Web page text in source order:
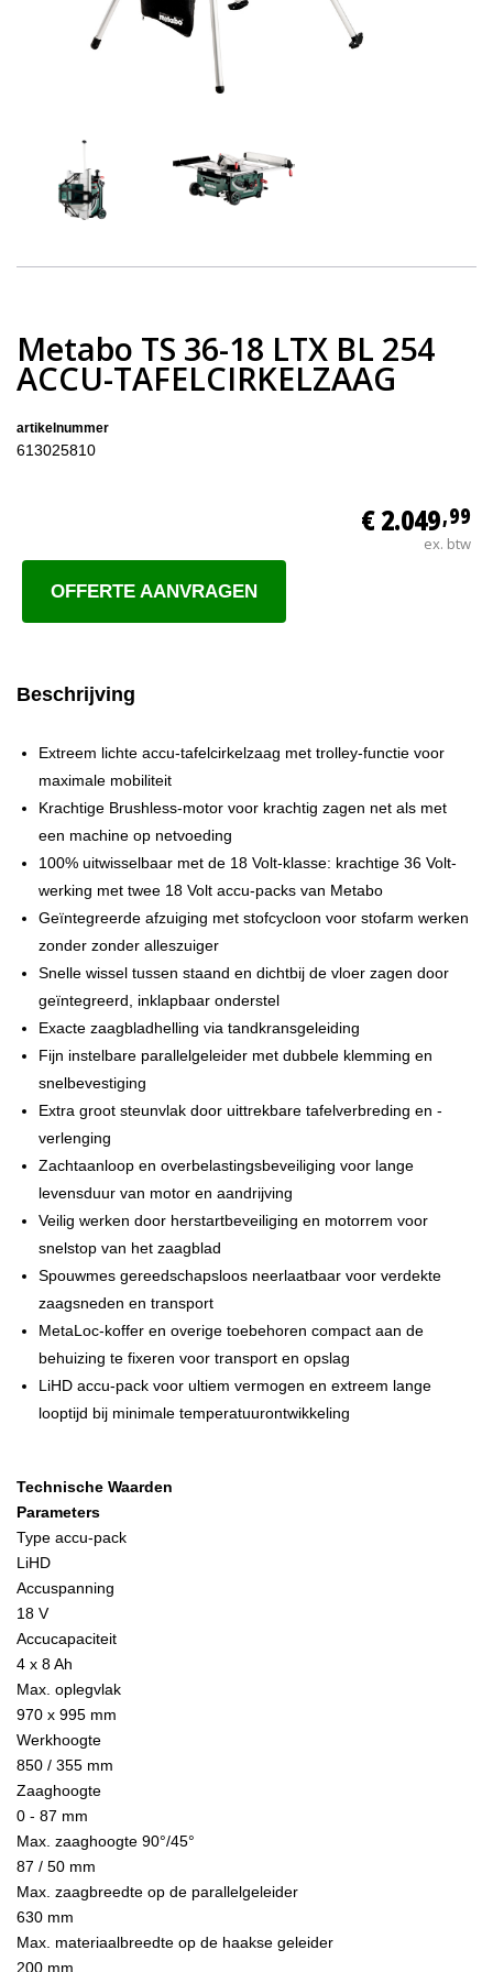
Metabo TS 36-18 LTX BL 254
ACCU-TAFELCIRKELZAAG
artikelnummer
613025810
€ 2.049,99
ex. btw
OFFERTE AANVRAGEN
Beschrijving
Extreem lichte accu-tafelcirkelzaag met trolley-functie voor
maximale mobiliteit
Krachtige Brushless-motor voor krachtig zagen net als met
een machine op netvoeding
100% uitwisselbaar met de 18 Volt-klasse: krachtige 36 Volt-
werking met twee 18 Volt accu-packs van Metabo
Geïntegreerde afzuiging met stofcycloon voor stofarm werken
zonder zonder alleszuiger
Snelle wissel tussen staand en dichtbij de vloer zagen door
geïntegreerd, inklapbaar onderstel
Exacte zaagbladhelling via tandkransgeleiding
Fijn instelbare parallelgeleider met dubbele klemming en
snelbevestiging
Extra groot steunvlak door uittrekbare tafelverbreding en -
verlenging
Zachtaanloop en overbelastingsbeveiliging voor lange
levensduur van motor en aandrijving
Veilig werken door herstartbeveiliging en motorrem voor
snelstop van het zaagblad
Spouwmes gereedschapsloos neerlaatbaar voor verdekte
zaagsneden en transport
MetaLoc-koffer en overige toebehoren compact aan de
behuizing te fixeren voor transport en opslag
LiHD accu-pack voor ultiem vermogen en extreem lange
looptijd bij minimale temperatuurontwikkeling
Technische Waarden
Parameters
Type accu-pack
LiHD
Accuspanning
18 V
Accucapaciteit
4 x 8 Ah
Max. oplegvlak
970 x 995 mm
Werkhoogte
850 / 355 mm
Zaaghoogte
0 - 87 mm
Max. zaaghoogte 90°/45°
87 / 50 mm
Max. zaagbreedte op de parallelgeleider
630 mm
Max. materiaalbreedte op de haakse geleider
200 mm